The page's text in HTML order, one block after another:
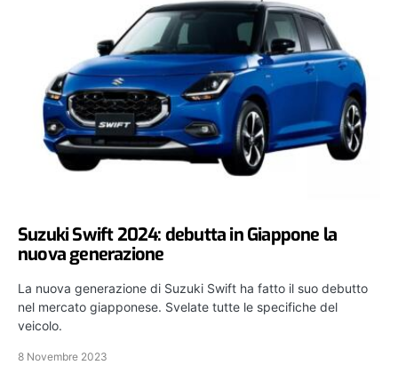
Suzuki Swift 2024: debutta in Giappone la
nuova generazione
La nuova generazione di Suzuki Swift ha fatto il suo debutto
nel mercato giapponese. Svelate tutte le specifiche del
veicolo.
8 Novembre 2023